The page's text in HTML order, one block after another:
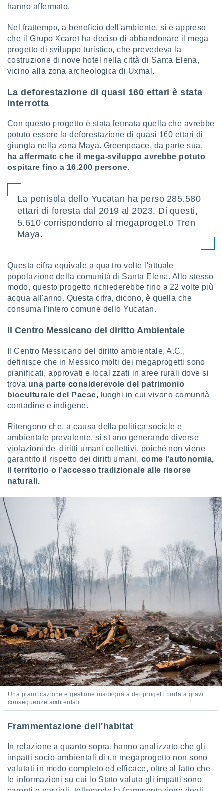
la
delle
nostri
hanno affermato.
Nel frattempo, a beneficio dell'ambiente, si è appreso
che il Grupo Xcaret ha deciso di abbandonare il mega
progetto di sviluppo turistico, che prevedeva la
costruzione di nove hotel nella città di Santa Elena,
vicino alla zona archeologica di Uxmal.
La deforestazione di quasi 160 ettari è stata
interrotta
Con questo progetto è stata fermata quella che avrebbe
potuto essere la deforestazione di quasi 160 ettari di
giungla nella zona Maya. Greenpeace, da parte sua,
ha affermato che il mega-sviluppo avrebbe potuto
ospitare fino a 16.200 persone.
La penisola dello Yucatan ha perso 285.580
ettari di foresta dal 2019 al 2023. Di questi,
5.610 corrispondono al megaprogetto Tren
Maya.
Questa cifra equivale a quattro volte l'attuale
popolazione della comunità di Santa Elena. Allo stesso
modo, questo progetto richiederebbe fino a 22 volte più
acqua all'anno. Questa cifra, dicono, è quella che
consuma l'intero comune dello Yucatan.
Il Centro Messicano del diritto Ambientale
Il Centro Messicano del diritto ambientale, A.C.,
definisce che in Messico molti dei megaprogetti sono
pianificati, approvati e localizzati in aree rurali dove si
trova una parte considerevole del patrimonio
bioculturale del Paese, luoghi in cui vivono comunità
contadine e indigene.
Ritengono che, a causa della politica sociale e
ambientale prevalente, si stiano generando diverse
violazioni dei diritti umani collettivi, poiché non viene
garantito il rispetto dei diritti umani, come l'autonomia,
il territorio o l'accesso tradizionale alle risorse
naturali.
Una pianificazione e gestione inadeguata dei progetti porta a gravi
conseguenze ambientali.
Frammentazione dell'habitat
In relazione a quanto sopra, hanno analizzato che gli
impatti socio-ambientali di un megaprogetto non sono
valutati in modo completo ed efficace, oltre al fatto che
le informazioni su cui lo Stato valuta gli impatti sono